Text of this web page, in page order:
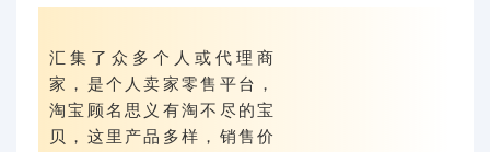
汇集了众多个人或代理商
家，是个人卖家零售平台，
淘宝顾名思义有淘不尽的宝
贝，这里产品多样，销售价